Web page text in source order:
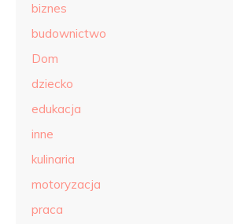
biznes
budownictwo
Dom
dziecko
edukacja
inne
kulinaria
motoryzacja
praca